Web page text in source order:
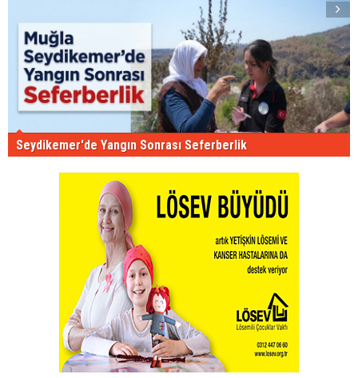
Seydikemer'de Yangın Sonrası Seferberlik